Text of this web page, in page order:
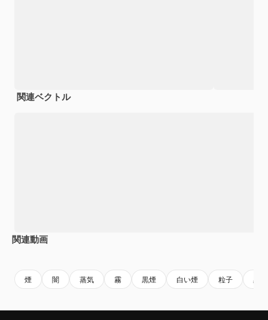
関連ベクトル
関連動画
煙 闇 蒸気 霧 黒煙 白い煙 粒子 黒